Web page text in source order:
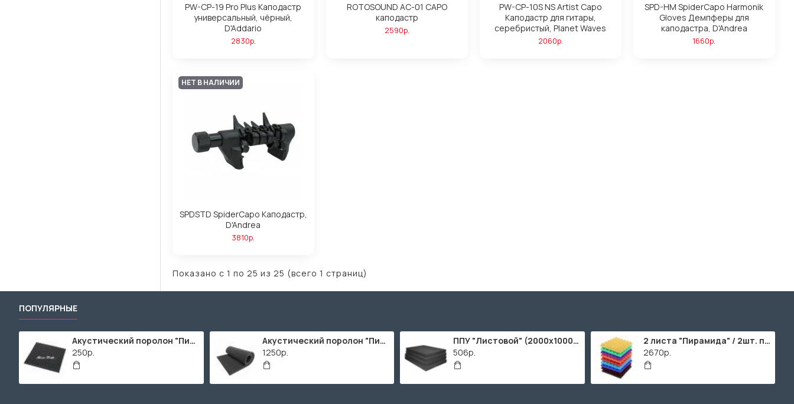
PW-CP-19 Pro Plus Каподастр
универсальный, чёрный,
D'Addario
2830р.
ROTOSOUND AC-01 CAPO
каподастр
2590р.
PW-CP-10S NS Artist Capo
Каподастр для гитары,
серебристый, Planet Waves
2060р.
SPD-HM SpiderCapo Harmonik
Gloves Демпферы для
каподастра, D'Andrea
1660р.
НЕТ В НАЛИЧИИ
SPDSTD SpiderCapo Каподастр,
D'Andrea
3810р.
Показано с 1 по 25 из 25 (всего 1 страниц)
ПОПУЛЯРНЫЕ
Акустический поролон "Пирамида" / 480x480х30мм / Темно-серый
250р.
Акустический поролон "Пирамида" / 2000х1000мм
1250р.
ППУ "Листовой" (2000х1000мм)
506р.
2 листа "Пирамида" / 2шт. по 2000х1000мм
2670р.